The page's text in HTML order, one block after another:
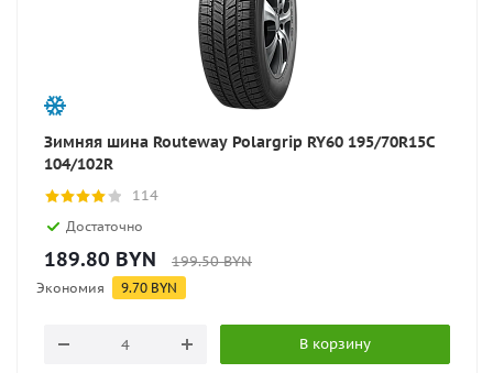
Зимняя шина Routeway Polargrip RY60 195/70R15C
104/102R
114
Достаточно
189.80 BYN 199.50BYN
Экономия 9.70 BYN
В корзину